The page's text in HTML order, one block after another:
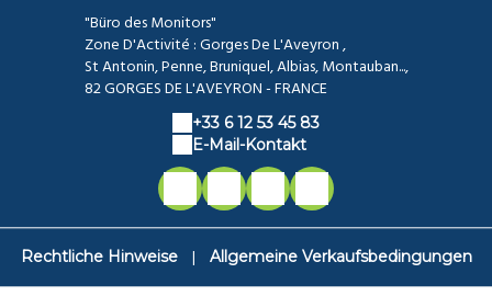
"Büro des Monitors"
Zone D'Activité : Gorges De L'Aveyron ,
St Antonin, Penne, Bruniquel, Albias, Montauban...,
82 GORGES DE L'AVEYRON - FRANCE
+33 6 12 53 45 83
E-Mail-Kontakt
Rechtliche Hinweise | Allgemeine Verkaufsbedingungen